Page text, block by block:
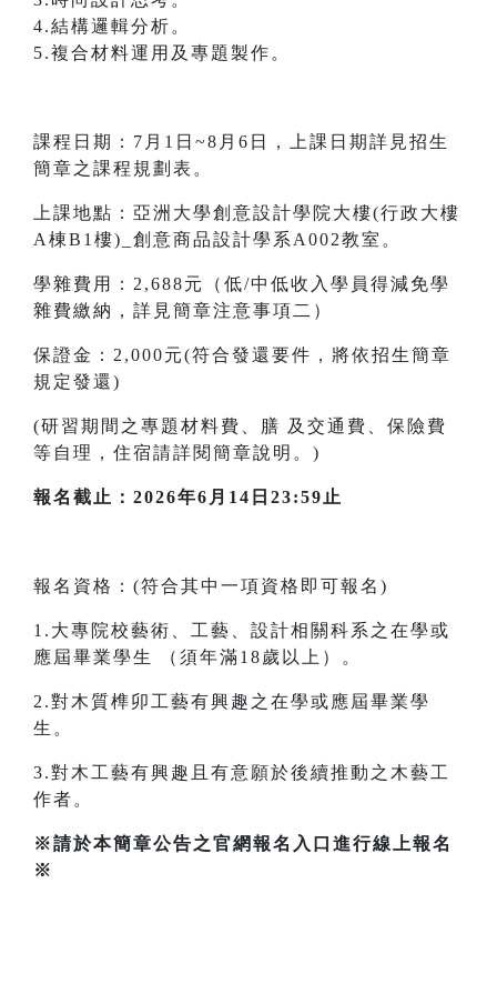
4.結構邏輯分析。
5.複合材料運用及專題製作。
課程日期：7月1日~8月6日，上課日期詳見招生
簡章之課程規劃表。
上課地點：亞洲大學創意設計學院大樓(行政大樓
A棟B1樓)_創意商品設計學系A002教室。
學雜費用：2,688元（低/中低收入學員得減免學
雜費繳納，詳見簡章注意事項二）
保證金：2,000元(符合發還要件，將依招生簡章
規定發還)
(研習期間之專題材料費、膳 及交通費、保險費
等自理，住宿請詳閱簡章說明。)
報名截止：2026年6月14日23:59止
報名資格：(符合其中一項資格即可報名)
1.大專院校藝術、工藝、設計相關科系之在學或
應屆畢業學生 （須年滿18歲以上）。
2.對木質榫卯工藝有興趣之在學或應屆畢業學
生。
3.對木工藝有興趣且有意願於後續推動之木藝工
作者。
※請於本簡章公告之官網報名入口進行線上報名
※